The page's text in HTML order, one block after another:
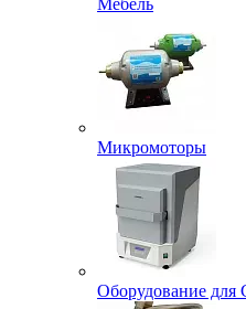
Мебель
Микромоторы
Оборудование